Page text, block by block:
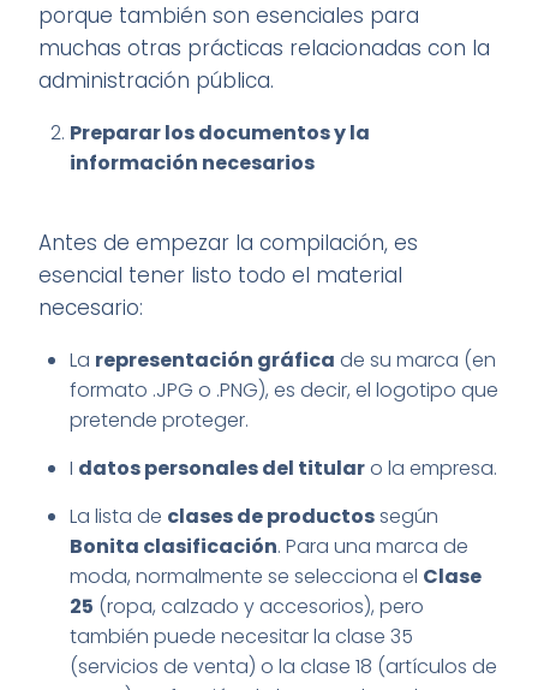
porque también son esenciales para
muchas otras prácticas relacionadas con la
administración pública.
Preparar los documentos y la
información necesarios
Antes de empezar la compilación, es
esencial tener listo todo el material
necesario:
La representación gráfica de su marca (en
formato .JPG o .PNG), es decir, el logotipo que
pretende proteger.
I datos personales del titularo la empresa.
La lista de clases de productossegún
Bonita clasificación. Para una marca de
moda, normalmente se selecciona el Clase
25 (ropa, calzado y accesorios), pero
también puede necesitar la clase 35
(servicios de venta) o la clase 18 (artículos de